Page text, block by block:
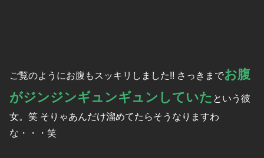
ご覧のようにお腹もスッキリしました!! さっきまでお腹
がジンジンギュンギュンしていた という彼
女。笑 そりゃあんだけ溜めてたらそうなりますわ
な・・・笑